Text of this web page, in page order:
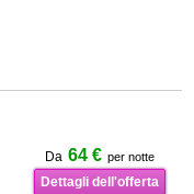
Da 64 € per notte
Dettagli dell'offerta